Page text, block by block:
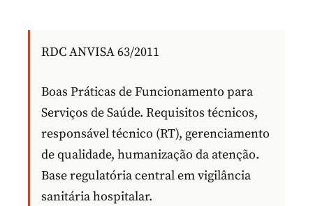
RDC ANVISA 63/2011
Boas Práticas de Funcionamento para
Serviços de Saúde. Requisitos técnicos,
responsável técnico (RT), gerenciamento
de qualidade, humanização da atenção.
Base regulatória central em vigilância
sanitária hospitalar.